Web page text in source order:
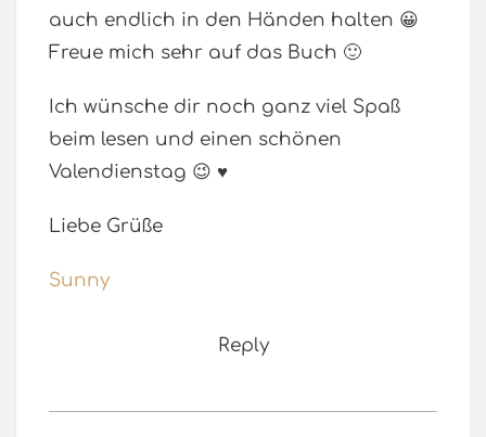
auch endlich in den Händen halten 😀
Freue mich sehr auf das Buch 🙂
Ich wünsche dir noch ganz viel Spaß
beim lesen und einen schönen
Valendienstag 😉 ♥
Liebe Grüße
Sunny
Reply